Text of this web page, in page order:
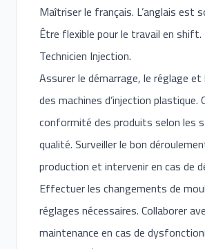
Maîtriser le français. L’anglais est
Être flexible pour le travail en shift.
Technicien Injection.
Assurer le démarrage, le réglage
des machines d’injection plastique.
conformité des produits selon les
qualité. Surveiller le bon
production et intervenir en cas de
Effectuer les changements de
réglages nécessaires. Collaborer
maintenance en cas de